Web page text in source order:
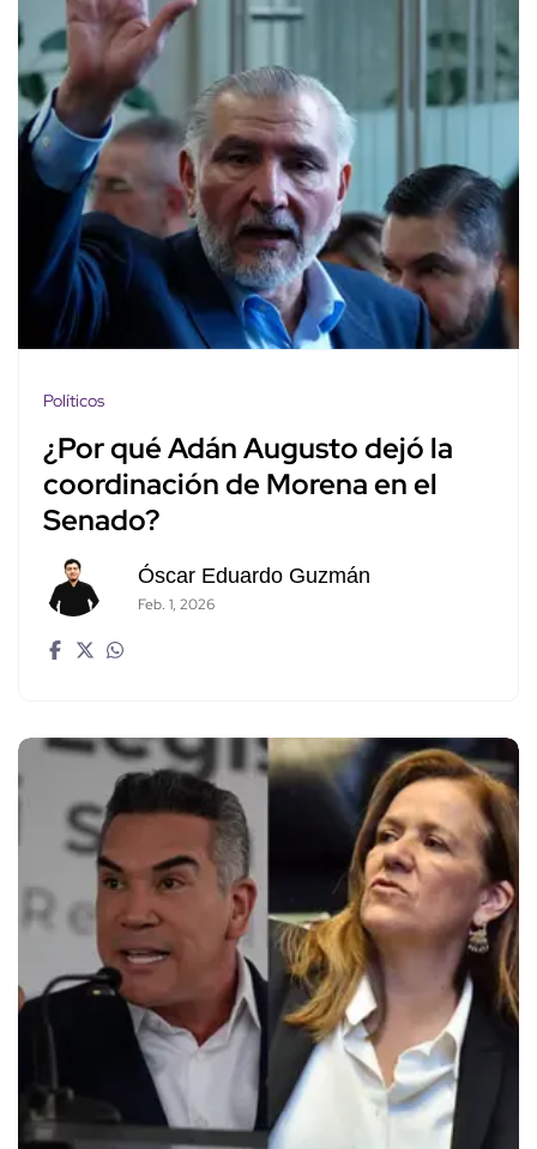
Políticos
¿Por qué Adán Augusto dejó la
coordinación de Morena en el
Senado?
Óscar Eduardo Guzmán
Feb. 1, 2026